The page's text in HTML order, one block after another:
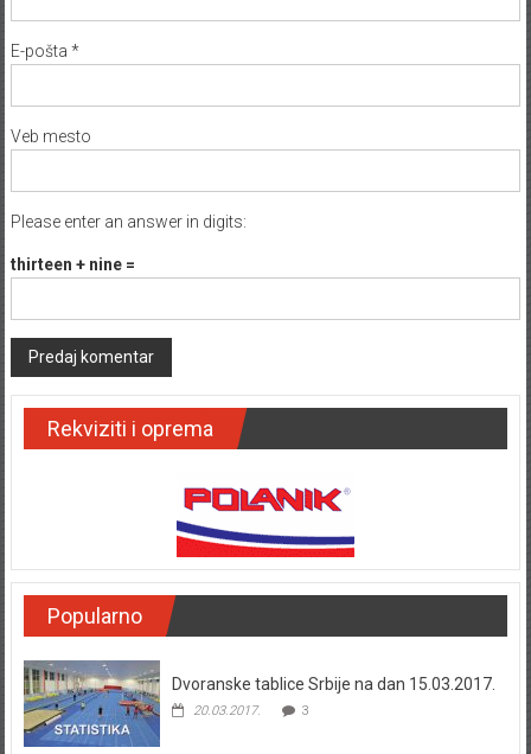
E-pošta *
Veb mesto
Please enter an answer in digits:
thirteen + nine =
Rekviziti i oprema
Popularno
Dvoranske tablice Srbije na dan 15.03.2017.
20.03.2017. 3